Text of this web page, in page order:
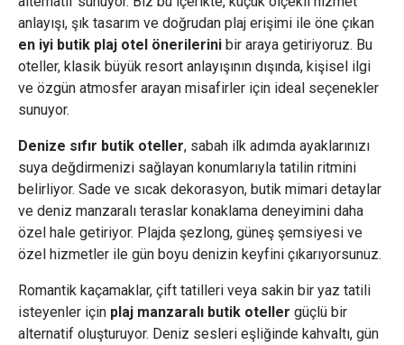
anlayışı, şık tasarım ve doğrudan plaj erişimi ile öne çıkan
en iyi butik plaj otel önerilerini bir araya getiriyoruz. Bu
oteller, klasik büyük resort anlayışının dışında, kişisel ilgi
ve özgün atmosfer arayan misafirler için ideal seçenekler
sunuyor.
Denize sıfır butik oteller, sabah ilk adımda ayaklarınızı
suya değdirmenizi sağlayan konumlarıyla tatilin ritmini
belirliyor. Sade ve sıcak dekorasyon, butik mimari detaylar
ve deniz manzaralı teraslar konaklama deneyimini daha
özel hale getiriyor. Plajda şezlong, güneş şemsiyesi ve
özel hizmetler ile gün boyu denizin keyfini çıkarıyorsunuz.
Romantik kaçamaklar, çift tatilleri veya sakin bir yaz tatili
isteyenler için plaj manzaralı butik oteller güçlü bir
alternatif oluşturuyor. Deniz sesleri eşliğinde kahvaltı, gün